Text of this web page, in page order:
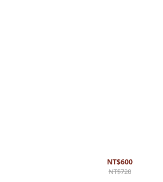
NT$600
NT$720